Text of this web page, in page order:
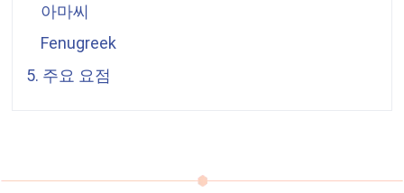
아마씨
Fenugreek
5. 주요 요점